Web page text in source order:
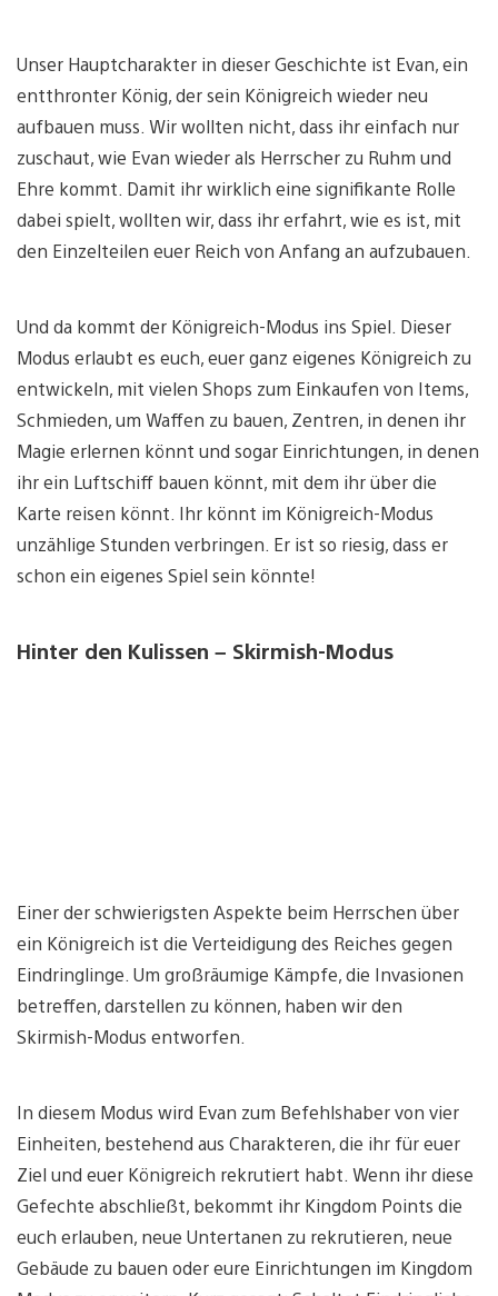
Unser Hauptcharakter in dieser Geschichte ist Evan, ein
entthronter König, der sein Königreich wieder neu
aufbauen muss. Wir wollten nicht, dass ihr einfach nur
zuschaut, wie Evan wieder als Herrscher zu Ruhm und
Ehre kommt. Damit ihr wirklich eine signifikante Rolle
dabei spielt, wollten wir, dass ihr erfahrt, wie es ist, mit
den Einzelteilen euer Reich von Anfang an aufzubauen.
Und da kommt der Königreich-Modus ins Spiel. Dieser
Modus erlaubt es euch, euer ganz eigenes Königreich zu
entwickeln, mit vielen Shops zum Einkaufen von Items,
Schmieden, um Waffen zu bauen, Zentren, in denen ihr
Magie erlernen könnt und sogar Einrichtungen, in denen
ihr ein Luftschiff bauen könnt, mit dem ihr über die
Karte reisen könnt. Ihr könnt im Königreich-Modus
unzählige Stunden verbringen. Er ist so riesig, dass er
schon ein eigenes Spiel sein könnte!
Hinter den Kulissen – Skirmish-Modus
Einer der schwierigsten Aspekte beim Herrschen über
ein Königreich ist die Verteidigung des Reiches gegen
Eindringlinge. Um großräumige Kämpfe, die Invasionen
betreffen, darstellen zu können, haben wir den
Skirmish-Modus entworfen.
In diesem Modus wird Evan zum Befehlshaber von vier
Einheiten, bestehend aus Charakteren, die ihr für euer
Ziel und euer Königreich rekrutiert habt. Wenn ihr diese
Gefechte abschließt, bekommt ihr Kingdom Points die
euch erlauben, neue Untertanen zu rekrutieren, neue
Gebäude zu bauen oder eure Einrichtungen im Kingdom